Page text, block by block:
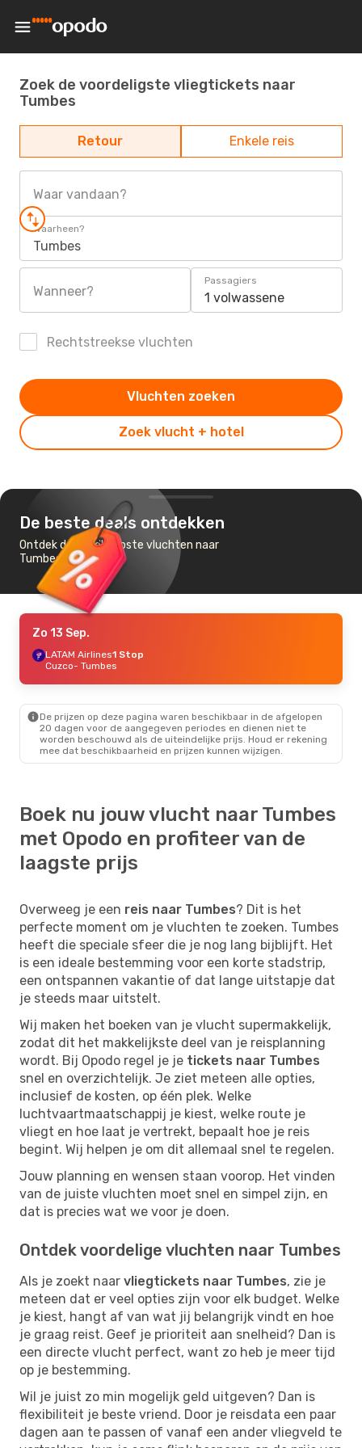
Zoek de voordeligste vliegtickets naar
Tumbes
Retour Enkele reis
Waar vandaan?
Waarheen?
Tumbes
Wanneer?
Passagiers
1 volwassene
Rechtstreekse vluchten
Zoek vlucht + hotel
Vluchten zoeken
De beste deals ontdekken
Ontdek de goedkoopste vluchten naar
Tumbes
Zo 13 Sep.
LATAM Airlines1 Stop
Cuzco- Tumbes
De prijzen op deze pagina waren beschikbaar in de afgelopen
20 dagen voor de aangegeven periodes en dienen niet te
worden beschouwd als de uiteindelijke prijs. Houd er rekening
mee dat beschikbaarheid en prijzen kunnen wijzigen.
Boek nu jouw vlucht naar Tumbes
met Opodo en profiteer van de
laagste prijs
Overweeg je een reis naar Tumbes? Dit is het
perfecte moment om je vluchten te zoeken. Tumbes
heeft die speciale sfeer die je nog lang bijblijft. Het
is een ideale bestemming voor een korte stadstrip,
een ontspannen vakantie of dat lange uitstapje dat
je steeds maar uitstelt.
Wij maken het boeken van je vlucht supermakkelijk,
zodat dit het makkelijkste deel van je reisplanning
wordt. Bij Opodo regel je je tickets naar Tumbes
snel en overzichtelijk. Je ziet meteen alle opties,
inclusief de kosten, op één plek. Welke
luchtvaartmaatschappij je kiest, welke route je
vliegt en hoe laat je vertrekt, bepaalt hoe je reis
begint. Wij helpen je om dit allemaal snel te regelen.
Jouw planning en wensen staan voorop. Het vinden
van de juiste vluchten moet snel en simpel zijn, en
dat is precies wat we voor je doen.
Ontdek voordelige vluchten naar Tumbes
Als je zoekt naar vliegtickets naar Tumbes, zie je
meteen dat er veel opties zijn voor elk budget. Welke
je kiest, hangt af van wat jij belangrijk vindt en hoe
je graag reist. Geef je prioriteit aan snelheid? Dan is
een directe vlucht perfect, want zo heb je meer tijd
op je bestemming.
Wil je juist zo min mogelijk geld uitgeven? Dan is
flexibiliteit je beste vriend. Door je reisdata een paar
dagen aan te passen of vanaf een ander vliegveld te